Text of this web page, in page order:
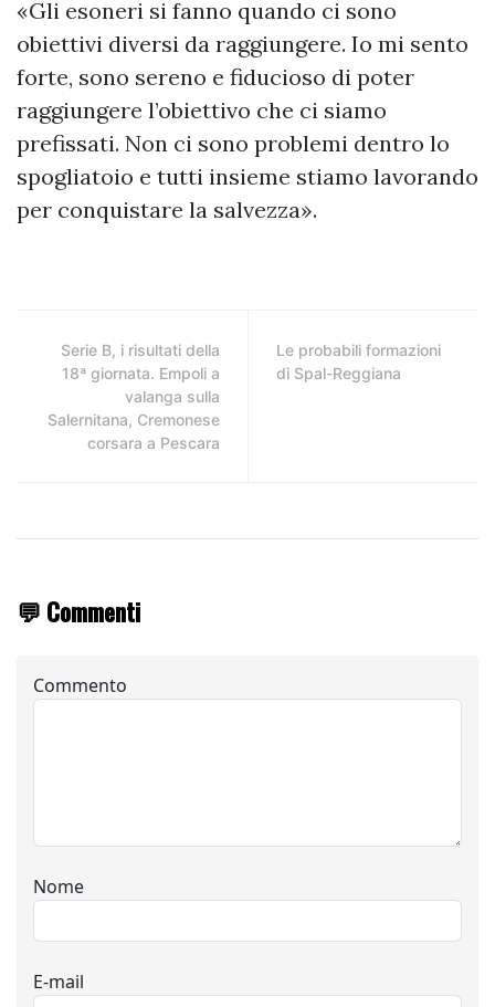
«Gli esoneri si fanno quando ci sono
obiettivi diversi da raggiungere. Io mi sento
forte, sono sereno e fiducioso di poter
raggiungere l’obiettivo che ci siamo
prefissati. Non ci sono problemi dentro lo
spogliatoio e tutti insieme stiamo lavorando
per conquistare la salvezza».
Serie B, i risultati della
18ª giornata. Empoli a
valanga sulla
Salernitana, Cremonese
corsara a Pescara
Le probabili formazioni
di Spal-Reggiana
💬 Commenti